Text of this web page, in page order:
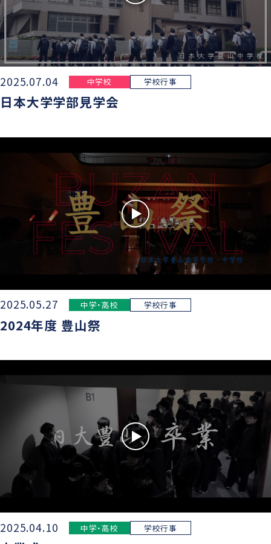
2025.07.04 中学校 学校行事
日本大学学部見学会
2025.05.27 中学・高校 学校行事
2024年度 豊山祭
2025.04.10 中学・高校 学校行事